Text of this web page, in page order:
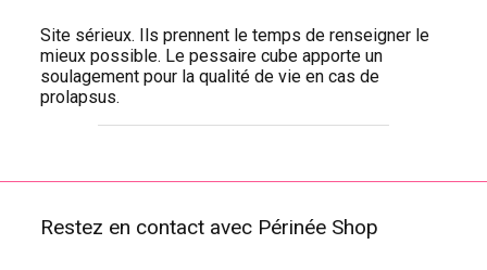
Site sérieux. Ils prennent le temps de renseigner le
mieux possible. Le pessaire cube apporte un
soulagement pour la qualité de vie en cas de
prolapsus.
Restez en contact avec Périnée Shop